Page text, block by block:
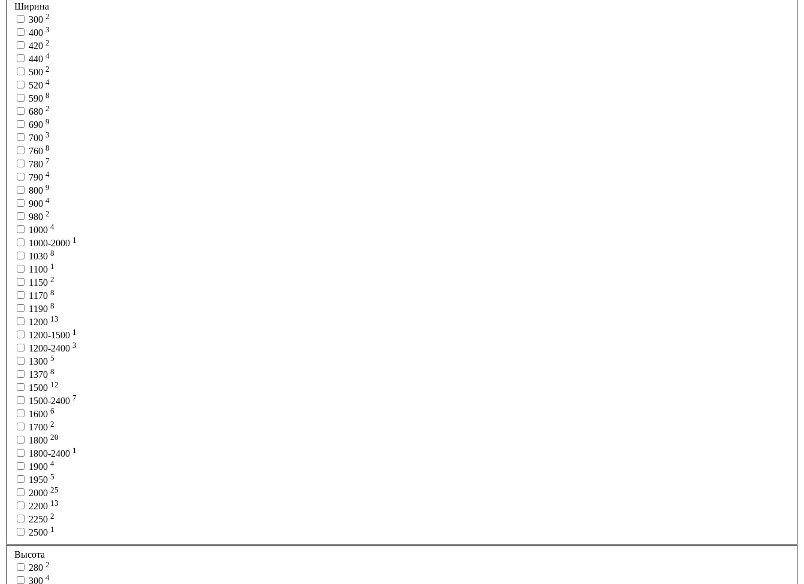
Ширина
300 2
400 3
420 2
440 4
500 2
520 4
590 8
680 2
690 9
700 3
760 8
780 7
790 4
800 9
900 4
980 2
1000 4
1000-2000 1
1030 8
1100 1
1150 2
1170 8
1190 8
1200 13
1200-1500 1
1200-2400 3
1300 5
1370 8
1500 12
1500-2400 7
1600 6
1700 2
1800 20
1800-2400 1
1900 4
1950 5
2000 25
2200 13
2250 2
2500 1
Высота
280 2
300 4